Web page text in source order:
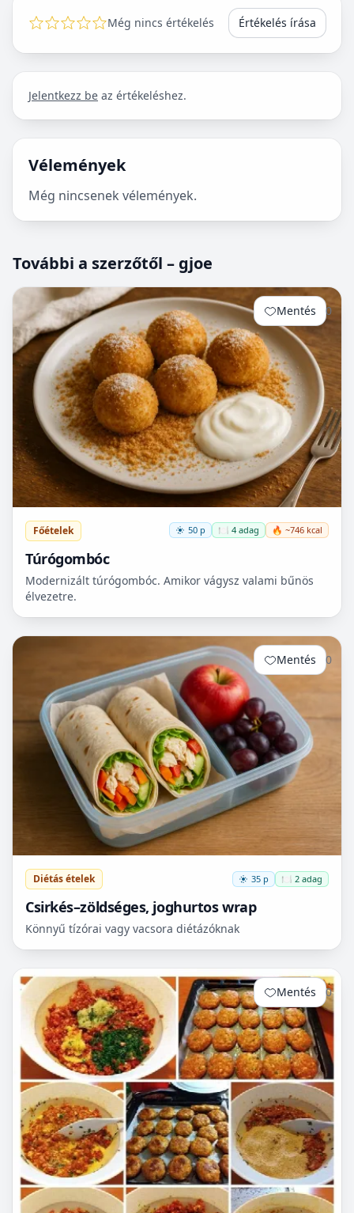
Még nincs értékelés Értékelés írása
Jelentkezz be az értékeléshez.
Vélemények
Még nincsenek vélemények.
További a szerzőtől – gjoe
Mentés 0
Főételek 50 p 🍽️ 4 adag 🔥 ~746 kcal
Túrógombóc
Modernizált túrógombóc. Amikor vágysz valami bűnös
élvezetre.
Mentés 0
Diétás ételek 35 p 🍽️ 2 adag
Csirkés–zöldséges, joghurtos wrap
Könnyű tízórai vagy vacsora diétázóknak
Mentés 0